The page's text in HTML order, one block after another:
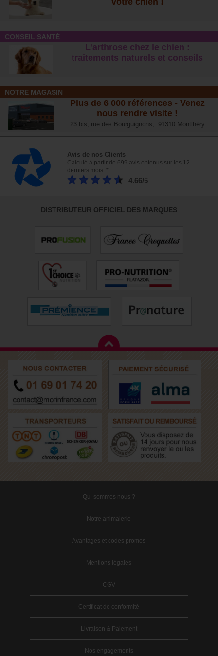
votre chien !
CONSEIL SANTÉ
L’arthrose chez le chien :
traitements naturels et conseil s
NOTRE MAGASIN
Plus de 6 000 références - Venez
nous rendre visite !
23 bis, rue des Bourguignons, 91310 Montlhéry
Avis de nos Clients
Calculé à partir de 699 avis obtenus sur les 12
derniers mois. *
4.66/5
DISTRIBUTEUR OFFICIEL DES MARQUES
Qui sommes nous ?
Notre animalerie
Avantages et codes promos
Mentions légales
CGV
Certificat de conformité
Livraison & Paiement
Nos engagements